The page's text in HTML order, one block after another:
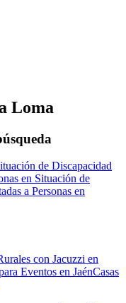
Loma
de Discapacidad
en Situación de
a Personas en
con Jacuzzi en
Eventos en JaénCasas